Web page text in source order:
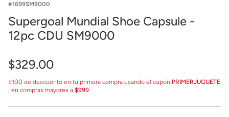
1699SM9000
Supergoal Mundial Shoe Capsule -
12pc CDU SM9000
$329.00
$100 de descuento en tu primera compra usando el cupón PRIMERJUGUETE
, en compras mayores a $999.